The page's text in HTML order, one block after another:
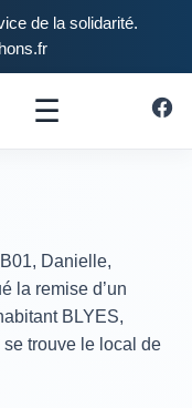
de la solidarité.
☰
Danielle,
la remise d’un
BLYES,
trouve le local de